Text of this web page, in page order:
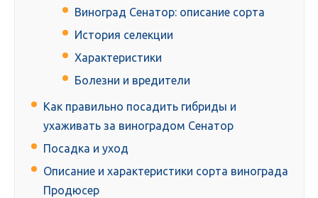
Виноград Сенатор: описание сорта
История селекции
Характеристики
Болезни и вредители
Как правильно посадить гибриды и
ухаживать за виноградом Сенатор
Посадка и уход
Описание и характеристики сорта винограда
Продюсер